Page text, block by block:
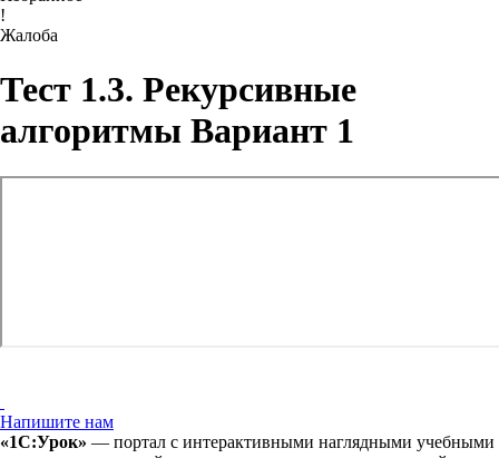
!
Жалоба
Тест 1.3. Рекурсивные
алгоритмы Вариант 1
Напишите нам
«1С:Урок» — портал с интерактивными наглядными учебными